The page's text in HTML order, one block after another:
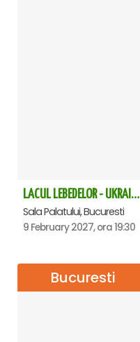
LACUL LEBEDELOR - UKRAINIAN CLASSICAL BALLET - Bucuresti
Sala Palatului, Bucuresti
9 February 2027, ora 19:30
Bucuresti